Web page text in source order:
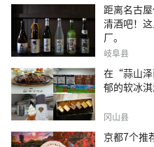
距离名古
清酒吧！
厂。
岐阜县
在“蒜山泽
郁的软冰淇
冈山县
京都7个推